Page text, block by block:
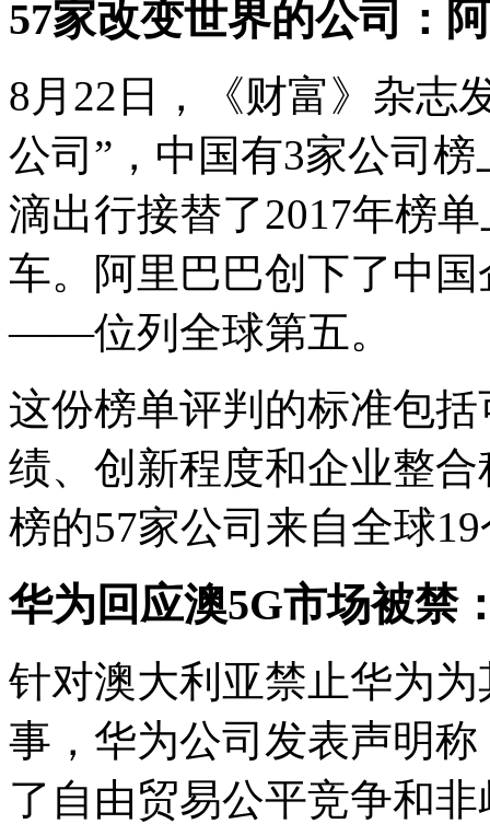
57家改变世界的公司：
8月22日，《财富》杂志
公司”，中国有3家公司
滴出行接替了2017年榜
车。阿里巴巴创下了中
——位列全球第五。
这份榜单评判的标准包
绩、创新程度和企业整
榜的57家公司来自全球
华为回应澳5G市场被禁
针对澳大利亚禁止华为
事，华为公司发表声明
了自由贸易公平竞争和